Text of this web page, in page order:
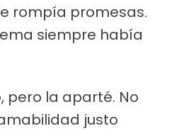
rompía promesas.
siempre había
pero la aparté. No
justo